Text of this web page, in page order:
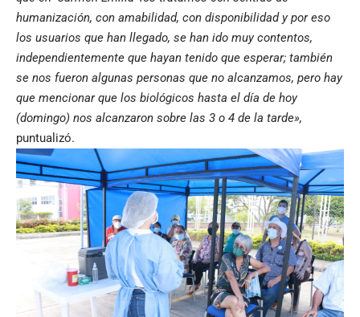
humanización, con amabilidad, con disponibilidad y por eso
los usuarios que han llegado, se han ido muy contentos,
independientemente que hayan tenido que esperar; también
se nos fueron algunas personas que no alcanzamos, pero hay
que mencionar que los biológicos hasta el día de hoy
(domingo) nos alcanzaron sobre las 3 o 4 de la tarde»,
puntualizó.